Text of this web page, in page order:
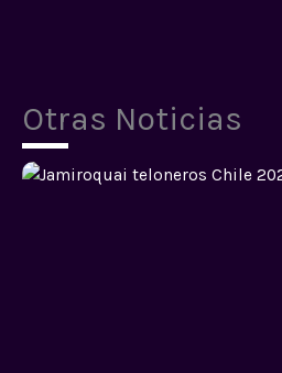
Otras Noticias